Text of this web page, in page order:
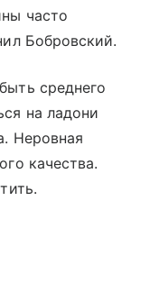
часто
Бобровский.
среднего
на ладони
Неровная
качества.